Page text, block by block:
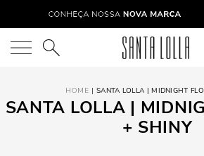
O que você está procurando?
SANTA LOLLA | MIDNIGHT
SANTA LOLLA |
+ SHINY